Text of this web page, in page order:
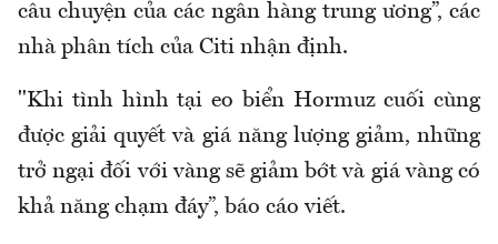
câu chuyện của các ngân hàng trung ương”, các
nhà phân tích của Citi nhận định.
"Khi tình hình tại eo biển Hormuz cuối cùng
được giải quyết và giá năng lượng giảm, những
trở ngại đối với vàng sẽ giảm bớt và giá vàng có
khả năng chạm đáy”, báo cáo viết.